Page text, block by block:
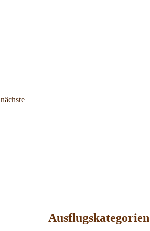
Ausflugskategorien